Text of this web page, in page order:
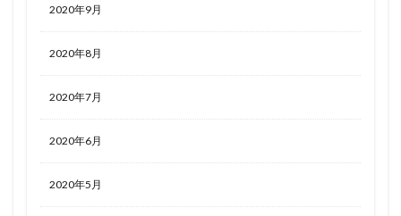
2020年9月
2020年8月
2020年7月
2020年6月
2020年5月